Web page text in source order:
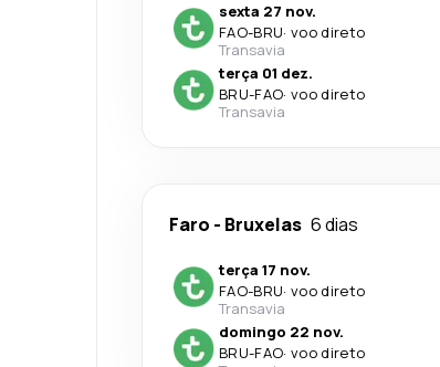
sexta 27 nov.
FAO-BRU· voo direto
Transavia
terça 01 dez.
BRU-FAO· voo direto
Transavia
Faro - Bruxelas 6 dias
terça 17 nov.
FAO-BRU· voo direto
Transavia
domingo 22 nov.
BRU-FAO· voo direto